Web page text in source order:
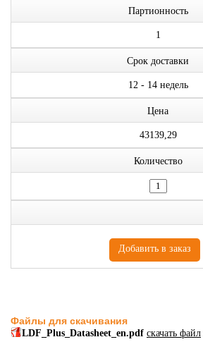
Партионность
1
Срок доставки
12 - 14 недель
Цена
43139,29
Количество
Файлы для скачивания
LDF_Plus_Datasheet_en.pdf скачать файл